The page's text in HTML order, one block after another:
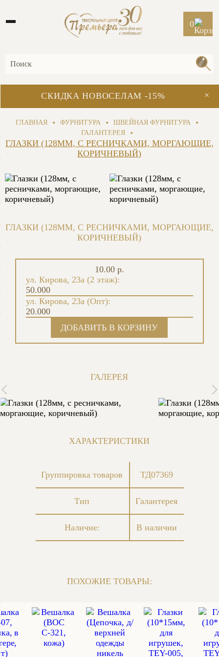
0
×
СКИДКА НОВОСЕЛАМ -15%
ГЛАВНАЯ • ФУРНИТУРА • ШВЕЙНАЯ ФУРНИТУРА •
ГАЛАНТЕРЕЯ
•
ГЛАЗКИ (128ММ, С РЕСНИЧКАМИ, МОРГАЮЩИЕ,
КОРИЧНЕВЫЙ)
ГЛАЗКИ (128ММ, С РЕСНИЧКАМИ, МОРГАЮЩИЕ,
КОРИЧНЕВЫЙ)
ул. Кирова, 23а (Опт):
20.000
ул. Кирова, 23а (2 этаж):
50.000
10.00 р.
ГАЛЕРЕЯ
ХАРАКТЕРИСТИКИ
Группировка товаров ТД07369
Тип Галантерея
Наличие: В наличии
ПОХОЖИЕ ТОВАРЫ: